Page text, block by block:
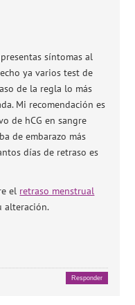
síntomas al
ya varios test de
de la regla lo más
Mi recomendación es
de hCG en sangre
de embarazo más
días de retraso es
el retraso menstrual
alteración.
Responder